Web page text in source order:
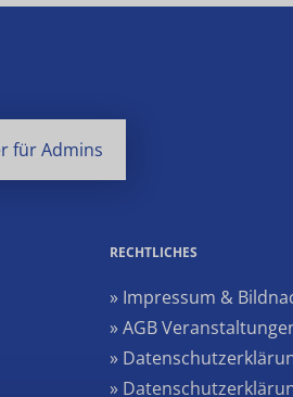
für Admins
RECHTLICHES
» Impressum &
» AGB
»
»